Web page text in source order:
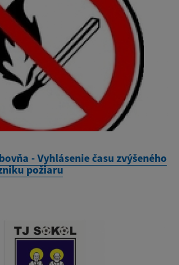
- Vyhlásenie času zvýšeného
požiaru